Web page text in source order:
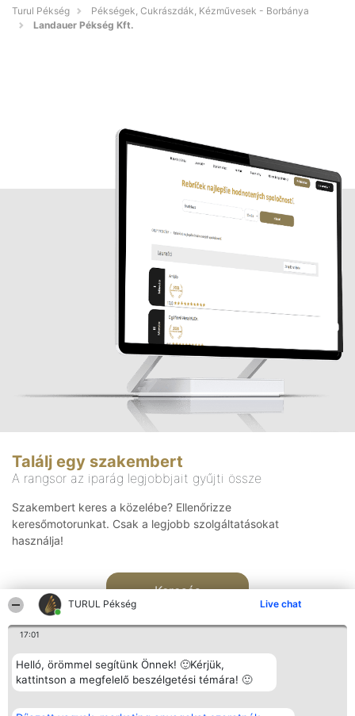
TURUL Pékség Live chat
17:01
Helló, örömmel segítünk Önnek! 🙂Kérjük,
kattintson a megfelelő beszélgetési témára! 🙂
Turul Pékség
Pékségek, Cukrászdák, Kézművesek - Borbánya
Landauer Pékség Kft.
Találj egy szakembert
A rangsor az iparág legjobbjait gyűjti össze
Szakembert keres a közelébe? Ellenőrizze
keresőmotorunkat. Csak a legjobb szolgáltatásokat
használja!
Keresés
Rangsorszervező Népszavazás Elérhetőség